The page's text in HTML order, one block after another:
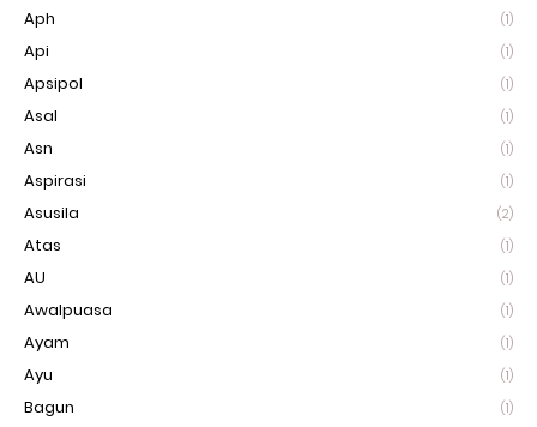
Aph (1)
Api (1)
Apsipol (1)
Asal (1)
Asn (1)
Aspirasi (1)
Asusila (2)
Atas (1)
AU (1)
Awalpuasa (1)
Ayam (1)
Ayu (1)
Bagun (1)